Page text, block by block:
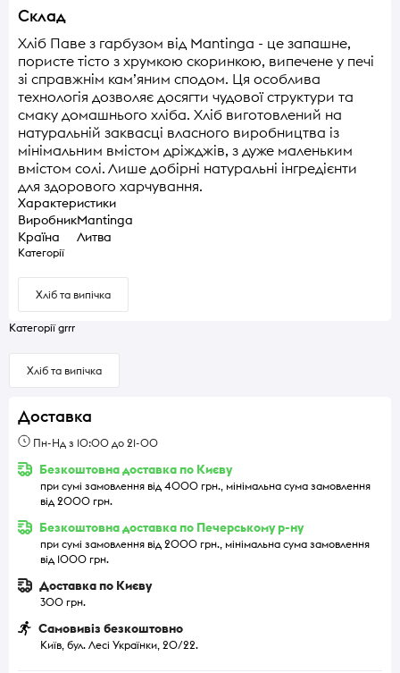
Склад
Хліб Паве з гарбузом від Mantinga - це запашне,
пористе тісто з хрумкою скоринкою, випечене у печі
зі справжнім кам’яним сподом. Ця особлива
технологія дозволяє досягти чудової структури та
смаку домашнього хліба. Хліб виготовлений на
натуральній заквасці власного виробництва із
мінімальним вмістом дріжджів, з дуже маленьким
вмістом солі. Лише добірні натуральні інгредієнти
для здорового харчування.
Характеристики
ВиробникMantinga
Країна
Литва
Категорії
Хліб та випічка
Категорії grrr
Хліб та випічка
Доставка
Пн-Нд з 10:00 до 21-00
Безкоштовна доставка по Києву
при сумі замовлення від 4000 грн., мінімальна сума замовлення
від 2000 грн.
Безкоштовна доставка по Печерському р-ну
при сумі замовлення від 2000 грн., мінімальна сума замовлення
від 1000 грн.
Доставка по Києву
300 грн.
Самовивіз безкоштовно
Київ, бул. Лесі Українки, 20/22.